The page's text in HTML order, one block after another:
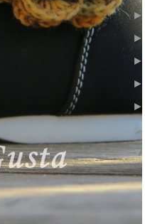
►
►
►
►
►
►
▼